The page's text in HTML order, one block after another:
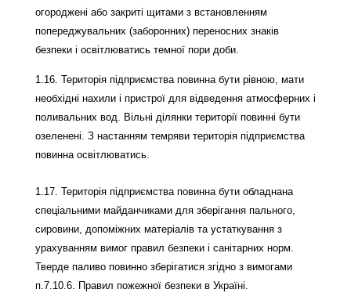
огороджені або закриті щитами з встановленням
попереджувальних (заборонних) переносних знаків
безпеки і освітлюватись темної пори доби.
1.16. Територія підприємства повинна бути рівною, мати
необхідні нахили і пристрої для відведення атмосферних і
поливальних вод. Вільні ділянки території повинні бути
озеленені. З настанням темряви територія підприємства
повинна освітлюватись.
1.17. Територія підприємства повинна бути обладнана
спеціальними майданчиками для зберігання пального,
сировини, допоміжних матеріалів та устаткування з
урахуванням вимог правил безпеки і санітарних норм.
Тверде паливо повинно зберігатися згідно з вимогами
п.7.10.6. Правил пожежної безпеки в Україні.